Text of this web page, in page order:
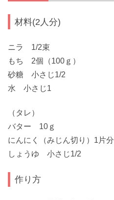
材料(2人分)
ニラ 1/2束
もち 2個（100ｇ）
砂糖 小さじ1/2
水 小さじ1
（タレ）
バター 10ｇ
にんにく（みじん切り）1片分
しょうゆ 小さじ1/2
作り方